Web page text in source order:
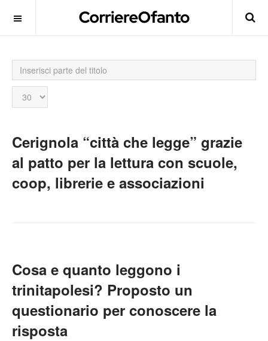
Inserisci
parte
del
titolo
Visualizza
n.
Cerignola “città che legge” grazie
al patto per la lettura con scuole,
coop, librerie e associazioni
Cosa e quanto leggono i
trinitapolesi? Proposto un
questionario per conoscere la
risposta